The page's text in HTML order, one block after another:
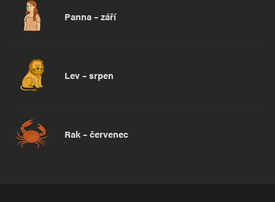
Panna – září
Lev – srpen
Rak – červenec